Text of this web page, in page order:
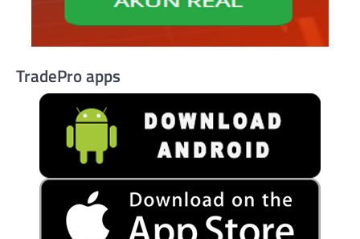
TradePro apps